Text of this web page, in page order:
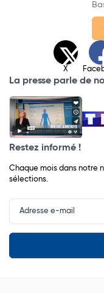
X
La presse parle de
Restez informé !
Chaque mois dans notre
sélections.
Input
Newsletter